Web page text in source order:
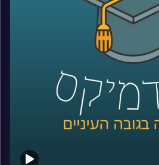
לרווחת החלשים וגם כיצד
את הפקקים בכביש